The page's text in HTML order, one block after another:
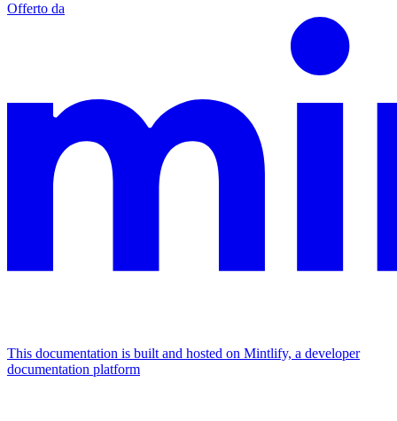
Offerto da
This documentation is built and hosted on Mintlify, a developer
documentation platform